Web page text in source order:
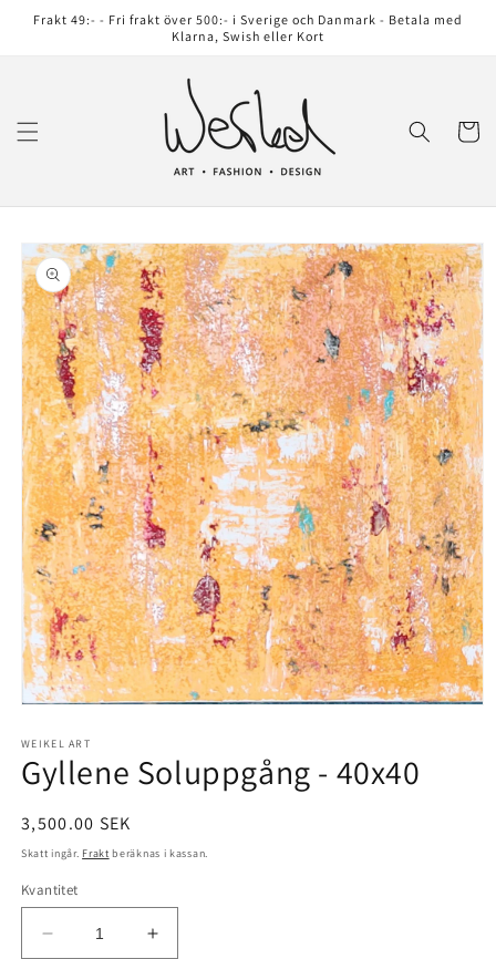
vidare
Frakt 49:- - Fri frakt över 500:- i Sverige och Danmark - Betala med
Klarna, Swish eller Kort
vidare till
1
modalfönster
WEIKEL ART
Gyllene Soluppgång - 40x40
Ordinarie
pris
3,500.00 SEK
Skatt ingår. Frakt beräknas i kassan.
Kvantitet
Minska
Öka